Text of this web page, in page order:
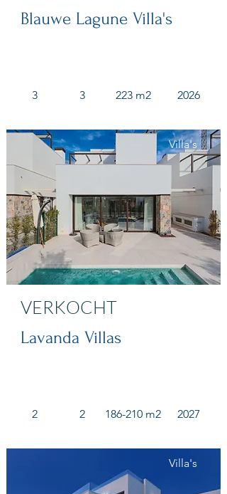
Blauwe Lagune Villa's
3 3 223 m2 2026
Villa's
VERKOCHT
Lavanda Villas
2 2 186-210 m2 2027
Villa's